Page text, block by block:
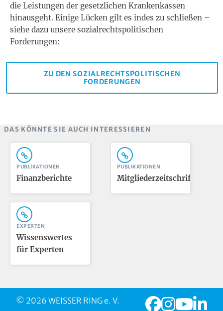
die Leistungen der gesetzlichen Krankenkassen
hinausgeht. Einige Lücken gilt es indes zu schließen –
siehe dazu unsere sozialrechtspolitischen
Forderungen:
ZU DEN SOZIALRECHTSPOLITISCHEN
FORDERUNGEN
DAS KÖNNTE SIE AUCH INTERESSIEREN
PUBLIKATIONEN
Finanzberichte
PUBLIKATIONEN
Mitgliederzeitschrift
EXPERTEN
Wissenswertes
für Experten
© 2026 WEISSER RING e. V.